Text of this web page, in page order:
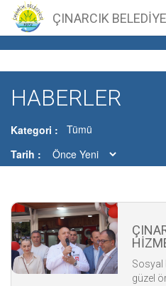
ÇINARCIK
HABERLER
Kategori
Tümü
Tarih
Sosyal
güzel